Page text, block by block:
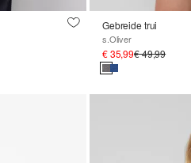
Gebreide trui
s.Oliver
€ 35,99€ 49,99